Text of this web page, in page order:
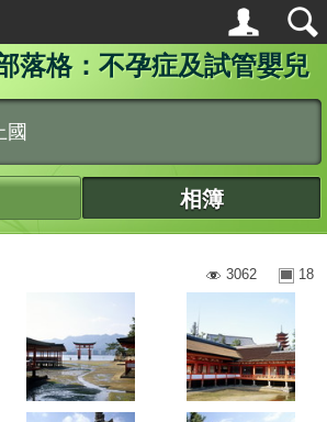
落格：不孕症及試管嬰兒
國
相簿
18
3062